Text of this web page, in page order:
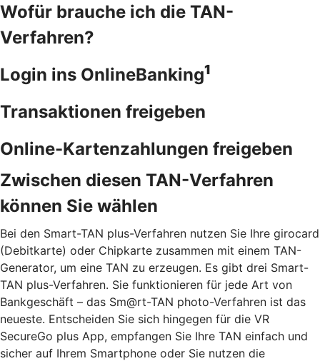
Wofür brauche ich die TAN-
Verfahren?
Login ins OnlineBanking1
Transaktionen freigeben
Online-Kartenzahlungen freigeben
Zwischen diesen TAN-Verfahren
können Sie wählen
Bei den Smart-TAN plus-Verfahren nutzen Sie Ihre girocard
(Debitkarte) oder Chipkarte zusammen mit einem TAN-
Generator, um eine TAN zu erzeugen. Es gibt drei Smart-
TAN plus-Verfahren. Sie funktionieren für jede Art von
Bankgeschäft – das Sm@rt-TAN photo-Verfahren ist das
neueste. Entscheiden Sie sich hingegen für die VR
SecureGo plus App, empfangen Sie Ihre TAN einfach und
sicher auf Ihrem Smartphone oder Sie nutzen die